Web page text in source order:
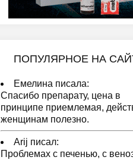
ПОПУЛЯРНОЕ НА
Емелина писала:
Спасибо препарату, цена в
принципе приемлемая,
женщинам полезно.
Arij писал:
Проблемах с печенью, с